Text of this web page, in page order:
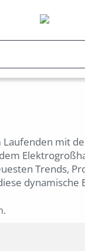
Laufenden mit
Trends,
dynamische